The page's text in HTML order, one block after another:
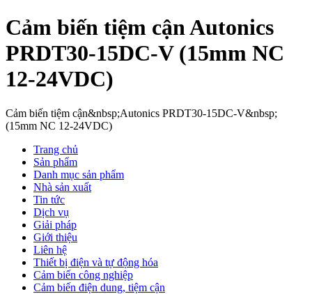
Cảm biến tiệm cận Autonics
PRDT30-15DC-V (15mm NC
12-24VDC)
Cảm biến tiệm cận&nbsp;Autonics PRDT30-15DC-V&nbsp;
(15mm NC 12-24VDC)
Trang chủ
Sản phẩm
Danh mục sản phẩm
Nhà sản xuất
Tin tức
Dịch vụ
Giải pháp
Giới thiệu
Liên hệ
Thiết bị điện và tự động hóa
Cảm biến công nghiệp
Cảm biến điện dung, tiệm cận